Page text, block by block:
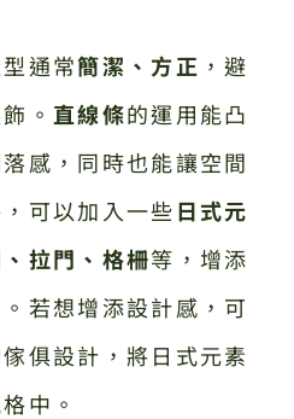
通常簡潔、方正 ，避
。 直線條的運用能凸
感，同時也能讓空間
可以加入一些日式元
拉門、格柵等，增添
若想增添設計感，可
俱設計，將日式元素
中。